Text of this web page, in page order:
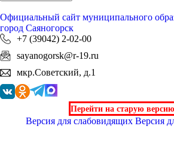
Официальный сайт муниципального
город Саяногорск
+7 (39042) 2-02-00
sayanogorsk@r-19.ru
мкр.Советский, д.1
Перейти на старую
Версия для слабовидящих Версия